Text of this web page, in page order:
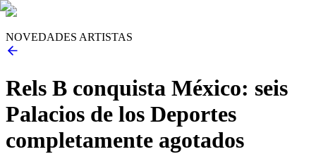
NOVEDADES ARTISTAS
Rels B conquista México: seis
Palacios de los Deportes
completamente agotados